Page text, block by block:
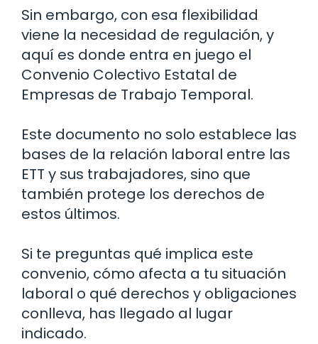
Sin embargo, con esa flexibilidad
viene la necesidad de regulación, y
aquí es donde entra en juego el
Convenio Colectivo Estatal de
Empresas de Trabajo Temporal.
Este documento no solo establece las
bases de la relación laboral entre las
ETT y sus trabajadores, sino que
también protege los derechos de
estos últimos.
Si te preguntas qué implica este
convenio, cómo afecta a tu situación
laboral o qué derechos y obligaciones
conlleva, has llegado al lugar
indicado.